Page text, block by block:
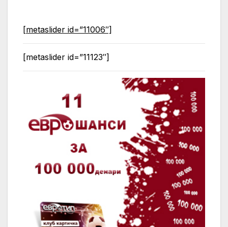
[metaslider id=”11006″]
[metaslider id=”11123″]